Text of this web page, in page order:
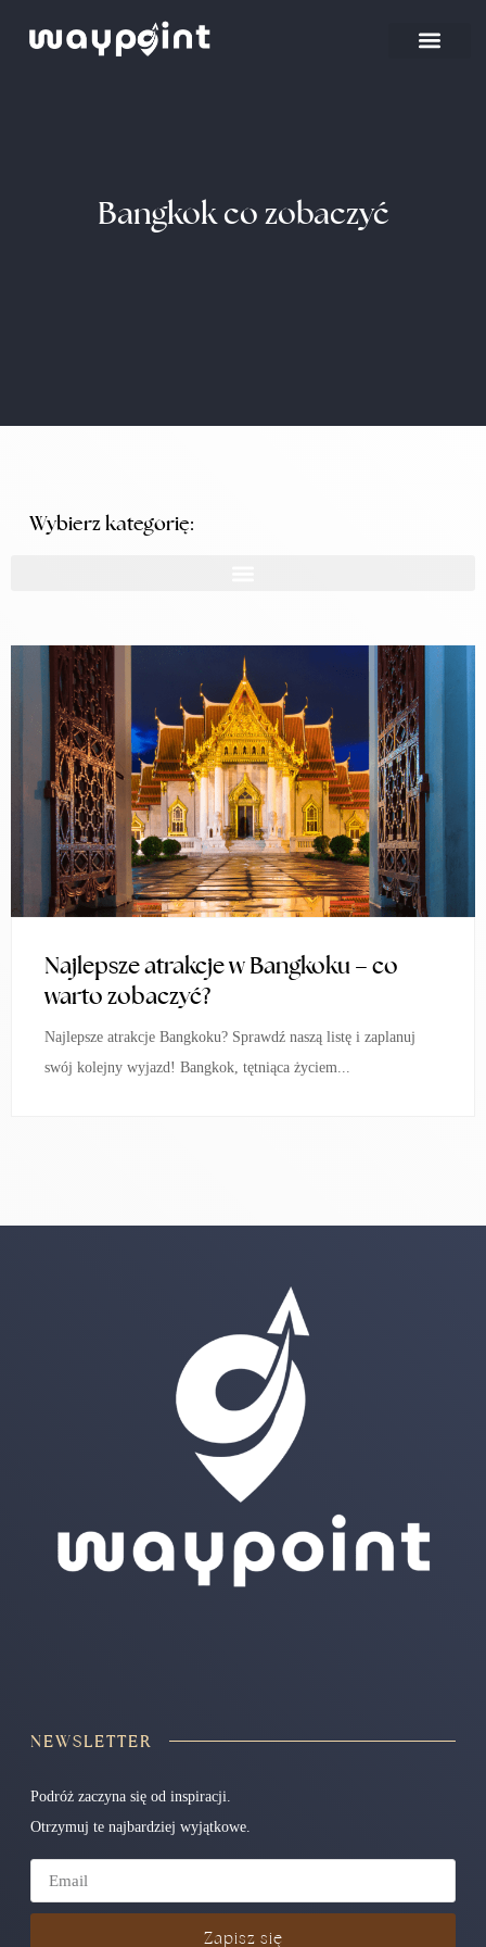
Bangkok co zobaczyć
Wybierz kategorię:
Najlepsze atrakcje w Bangkoku – co
warto zobaczyć?
Najlepsze atrakcje Bangkoku? Sprawdź naszą listę i zaplanuj
swój kolejny wyjazd! Bangkok, tętniąca życiem...
NEWSLETTER
Podróż zaczyna się od inspiracji.
Otrzymuj te najbardziej wyjątkowe.
Zapisz się